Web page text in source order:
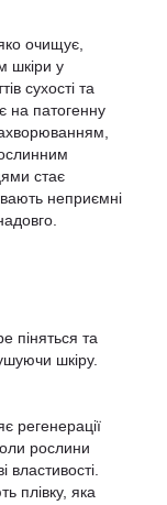
очищує,
шкіри у
сухості та
на патогенну
стає
неприємні
піняться та
шкіру.
регенерації
рослини
властивості.
плівку, яка